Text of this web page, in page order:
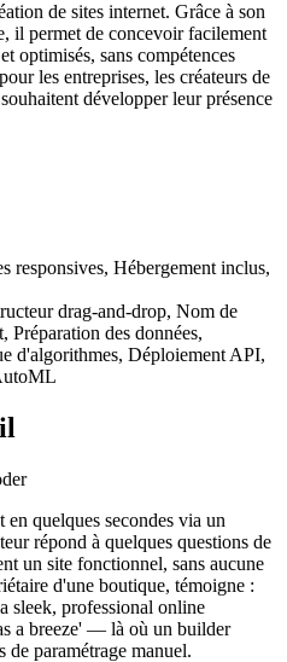
de sites internet. Grâce à son
il permet de concevoir facilement
optimisés, sans compétences
les entreprises, les créateurs de
développer leur présence
responsives, Hébergement inclus,
drag-and-drop, Nom de
Préparation des données,
d'algorithmes, Déploiement API,
quelques secondes via un
répond à quelques questions de
un site fonctionnel, sans aucune
d'une boutique, témoigne :
sleek, professional online
a breeze' — là où un builder
de paramétrage manuel.